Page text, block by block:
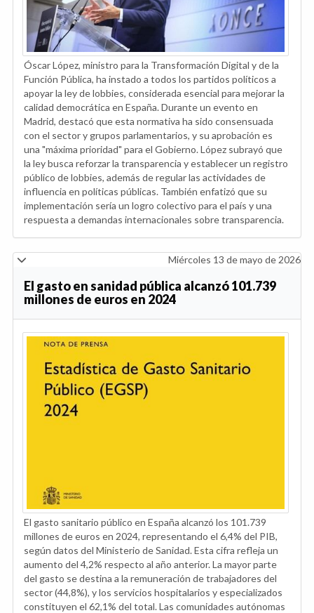
Óscar López, ministro para la Transformación Digital y de la
Función Pública, ha instado a todos los partidos políticos a
apoyar la ley de lobbies, considerada esencial para mejorar la
calidad democrática en España. Durante un evento en
Madrid, destacó que esta normativa ha sido consensuada
con el sector y grupos parlamentarios, y su aprobación es
una "máxima prioridad" para el Gobierno. López subrayó que
la ley busca reforzar la transparencia y establecer un registro
público de lobbies, además de regular las actividades de
influencia en políticas públicas. También enfatizó que su
implementación sería un logro colectivo para el país y una
respuesta a demandas internacionales sobre transparencia.
Miércoles 13 de mayo de 2026
El gasto en sanidad pública alcanzó 101.739
millones de euros en 2024
El gasto sanitario público en España alcanzó los 101.739
millones de euros en 2024, representando el 6,4% del PIB,
según datos del Ministerio de Sanidad. Esta cifra refleja un
aumento del 4,2% respecto al año anterior. La mayor parte
del gasto se destina a la remuneración de trabajadores del
sector (44,8%), y los servicios hospitalarios y especializados
constituyen el 62,1% del total. Las comunidades autónomas